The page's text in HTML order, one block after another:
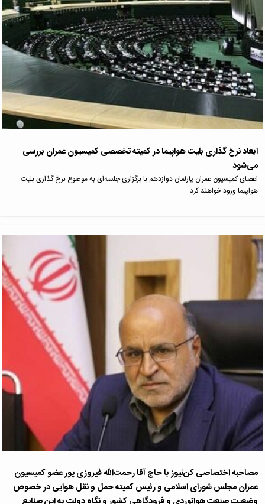
ابعاد نرخ گذاری بلیت هواپیما در کمیته تخصصی کمیسیون عمران بررسی
می‌شود
اعضای کمیسیون عمران پارلمان دوازدهم با برگزاری جلسه‌ای به موضوع نرخ گذاری بلیت
هواپیما ورود خواهند کرد.
مصاحبه اختصاصی کن‌نیوز با حاج آقا رحمت‌الله فیروزی پور عضو کمیسیون
عمران مجلس شورای اسلامی و رئیس کمیته حمل و نقل هوایی در خصوص